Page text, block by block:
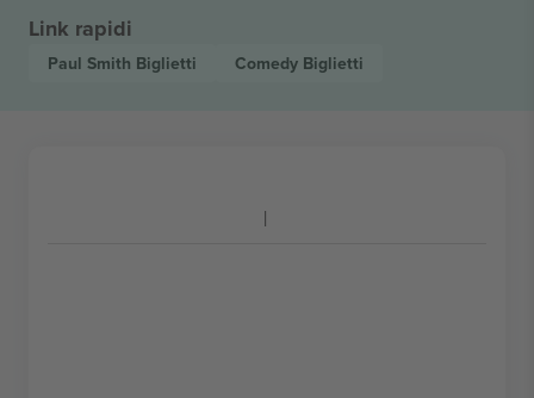
Link rapidi
Paul Smith Biglietti Comedy Biglietti